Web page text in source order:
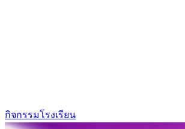
กิจกรรมโรงเรียน